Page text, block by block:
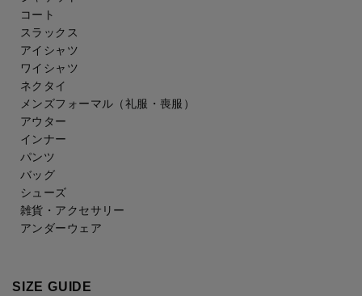
コート
スラックス
アイシャツ
ワイシャツ
ネクタイ
メンズフォーマル （礼服・喪服）
アウター
インナー
パンツ
バッグ
シューズ
雑貨・アクセサリー
アンダーウェア
SIZE GUIDE